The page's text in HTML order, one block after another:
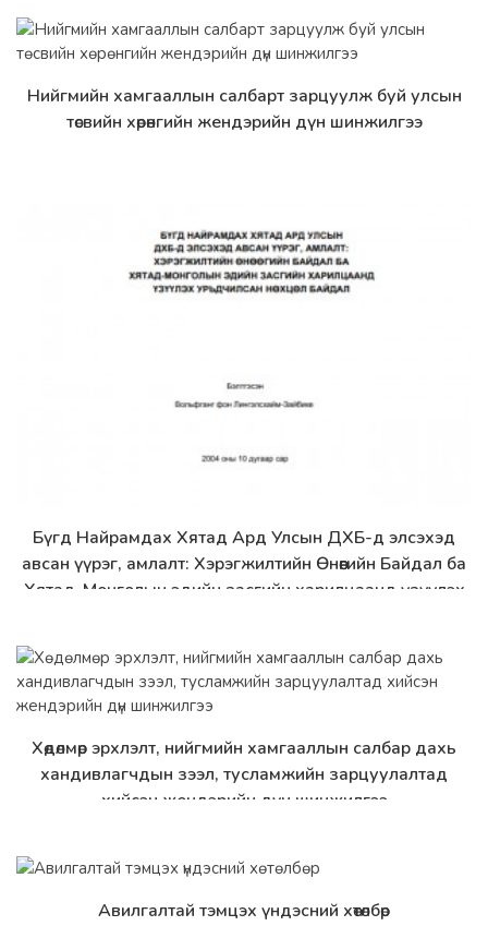
Дэлгэрэнгүй
Нийгмийн хамгааллын салбарт зарцуулж буй улсын
төсвийн хөрөнгийн жендэрийн дүн шинжилгээ
Дэлгэрэнгүй
Бүгд Найрамдах Хятад Ард Улсын ДХБ-д элсэхэд
авсан үүрэг, амлалт: Хэрэгжилтийн Өнөөгийн Байдал ба
Хятад-Монголын эдийн засгийн харилцаанд үзүүлэх
Дэлгэрэнгүй
Хөдөлмөр эрхлэлт, нийгмийн хамгааллын салбар дахь
хандивлагчдын зээл, тусламжийн зарцуулалтад
хийсэн жендэрийн дүн шинжилгээ
Дэлгэрэнгүй
Авилгалтай тэмцэх үндэсний хөтөлбөр